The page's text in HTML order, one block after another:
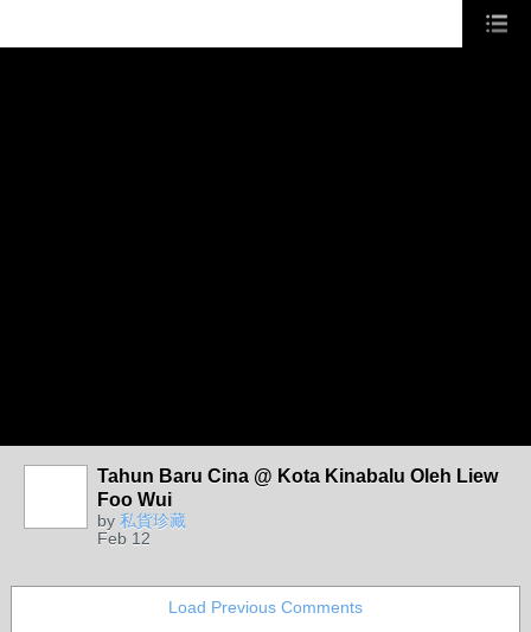
Tahun Baru Cina @ Kota Kinabalu Oleh Liew
Foo Wui
by 私貨珍藏
Feb 12
Load Previous Comments